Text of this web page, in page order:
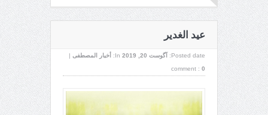
عيد الغدير
Posted date: آگوست 20, 2019 In: أخبار المصطفى |
comment : 0